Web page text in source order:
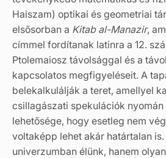
Haiszam) optikai és geometriai
elsősorban a Kitab al-Manazir,
címmel fordítanak latinra a 12.
Ptolemaiosz távolsággal és a
kapcsolatos megfigyeléseit. A
belekalkulálják a teret, amellyel
csillagászati spekulációk
lehetősége, hogy esetleg nem
voltaképp lehet akár határtalan
univerzumban élünk, hanem